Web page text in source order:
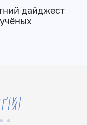
дайджест